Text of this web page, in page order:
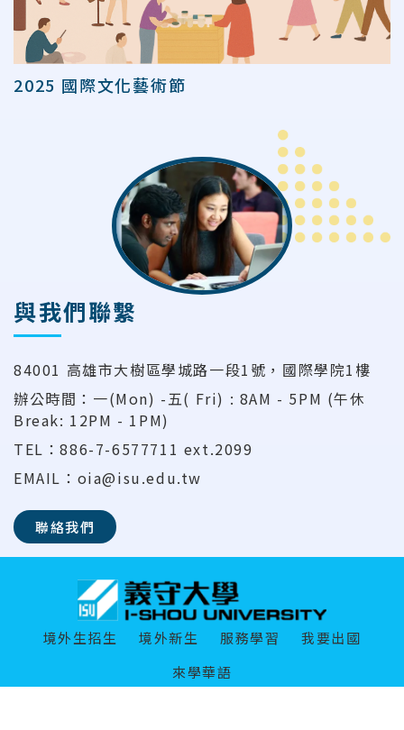
2025 國際文化藝術節
與我們聯繫
84001 高雄市大樹區學城路一段1號，國際學院1樓
辦公時間：一(Mon) -五( Fri) : 8AM - 5PM (午休
Break: 12PM - 1PM)
TEL：886-7-6577711 ext.2099
EMAIL：oia@isu.edu.tw
聯絡我們
境外生招生 境外新生 服務學習
我要出國
來學華語